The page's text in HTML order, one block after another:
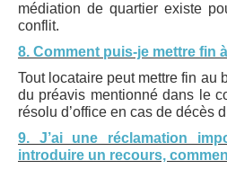
médiation de quartier existe
conflit.
8. Comment puis-je mettre fin
Tout locataire peut mettre fin au
du préavis mentionné dans le
résolu d’office en cas de décès
9. J’ai une réclamation
introduire un recours,